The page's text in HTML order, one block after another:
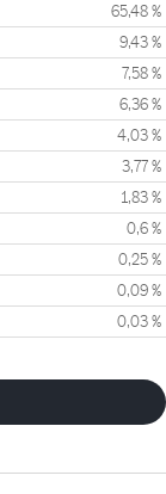
65,48 %
9,43 %
7,58 %
6,36 %
4,03 %
3,77 %
1,83 %
0,6 %
0,25 %
0,09 %
0,03 %